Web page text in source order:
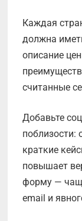
Каждая
должна
описание
считанные
Добавьте
поблизости:
краткие
повышает
форму —
email и